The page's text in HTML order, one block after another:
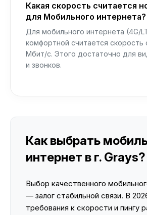
Какая скорость считается
для Мобильного интернета?
Для мобильного интернета (4G/
комфортной считается скорость
Мбит/с. Этого достаточно для
и звонков.
Как выбрать
интернет в г. Grays?
Выбор качественного
— залог стабильной связи. В
требования к скорости и пингу